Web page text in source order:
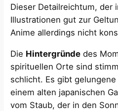
Dieser Detailreichtum, der
Illustrationen gut zur
Anime allerdings nicht
Die Hintergründe des
spirituellen Orte sind
schlicht. Es gibt
einem alten japanischen
vom Staub, der in den